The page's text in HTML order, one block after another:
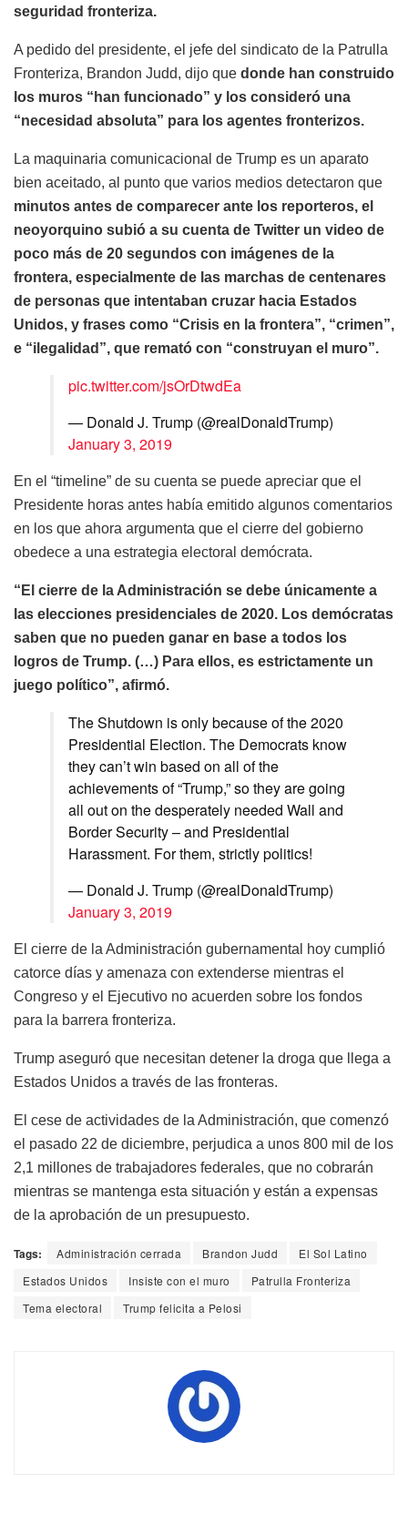
seguridad fronteriza.
A pedido del presidente, el jefe del sindicato de la Patrulla
Fronteriza, Brandon Judd, dijo que donde han construido
los muros “han funcionado” y los consideró una
“necesidad absoluta” para los agentes fronterizos.
La maquinaria comunicacional de Trump es un aparato
bien aceitado, al punto que varios medios detectaron que
minutos antes de comparecer ante los reporteros, el
neoyorquino subió a su cuenta de Twitter un video de
poco más de 20 segundos con imágenes de la
frontera, especialmente de las marchas de centenares
de personas que intentaban cruzar hacia Estados
Unidos, y frases como “Crisis en la frontera”, “crimen”,
e “ilegalidad”, que remató con “construyan el muro”.
pic.twitter.com/jsOrDtwdEa
— Donald J. Trump (@realDonaldTrump)
January 3, 2019
En el “timeline” de su cuenta se puede apreciar que el
Presidente horas antes había emitido algunos comentarios
en los que ahora argumenta que el cierre del gobierno
obedece a una estrategia electoral demócrata.
“El cierre de la Administración se debe únicamente a
las elecciones presidenciales de 2020. Los demócratas
saben que no pueden ganar en base a todos los
logros de Trump. (…) Para ellos, es estrictamente un
juego político”, afirmó.
The Shutdown is only because of the 2020
Presidential Election. The Democrats know
they can’t win based on all of the
achievements of “Trump,” so they are going
all out on the desperately needed Wall and
Border Security – and Presidential
Harassment. For them, strictly politics!
— Donald J. Trump (@realDonaldTrump)
January 3, 2019
El cierre de la Administración gubernamental hoy cumplió
catorce días y amenaza con extenderse mientras el
Congreso y el Ejecutivo no acuerden sobre los fondos
para la barrera fronteriza.
Trump aseguró que necesitan detener la droga que llega a
Estados Unidos a través de las fronteras.
El cese de actividades de la Administración, que comenzó
el pasado 22 de diciembre, perjudica a unos 800 mil de los
2,1 millones de trabajadores federales, que no cobrarán
mientras se mantenga esta situación y están a expensas
de la aprobación de un presupuesto.
Tags: Administración cerrada Brandon Judd
El Sol Latino
Estados Unidos
Insiste con el muro
Patrulla Fronteriza
Tema electoral
Trump felicita a Pelosi